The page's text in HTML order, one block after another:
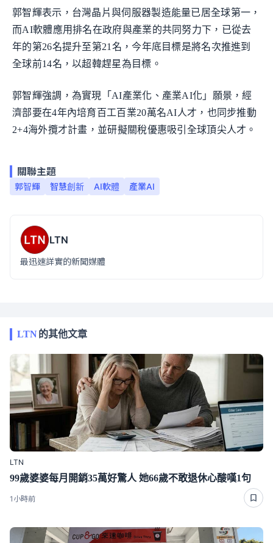
郭智輝表示，台灣晶片與伺服器製造能量已居全球第一，
而AI軟體應用排名在政府與產業的共同努力下，已從去
年的第26名提升至第21名，今年底目標是將名次推進到
全球前14名，以超韓趕星為目標。
郭智輝強調，為實現「AI產業化、產業AI化」願景，經
濟部要在4年內培育百工百業20萬名AI人才，也同步推動
2+4海外攬才計畫，並研擬關稅優惠吸引全球頂尖人才。
關聯主題
郭智輝 智慧創新 AI軟體 產業AI
LTN
最迅速詳實的新聞媒體
LTN的其他文章
LTN
99歲婆婆每月開銷35萬好驚人 她66歲不敢退休心酸嘆1句
1小時前